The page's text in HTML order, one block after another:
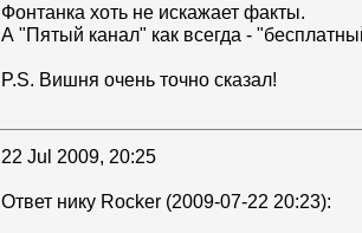
Фонтанка хоть не искажает факты.
А "Пятый канал" как всегда -
P.S. Вишня очень точно сказал!
22 Jul 2009, 20:25
Ответ нику Rocker (2009-07-22 20:23):